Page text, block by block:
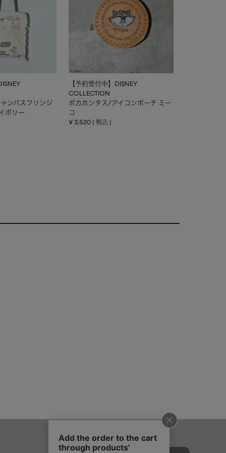
ンバスフリンジ
ボリー
【予約受付中】DISNEY
COLLECTION
ポカホンタス/アイコンポーチ ミー
コ
¥ 3,520 税込